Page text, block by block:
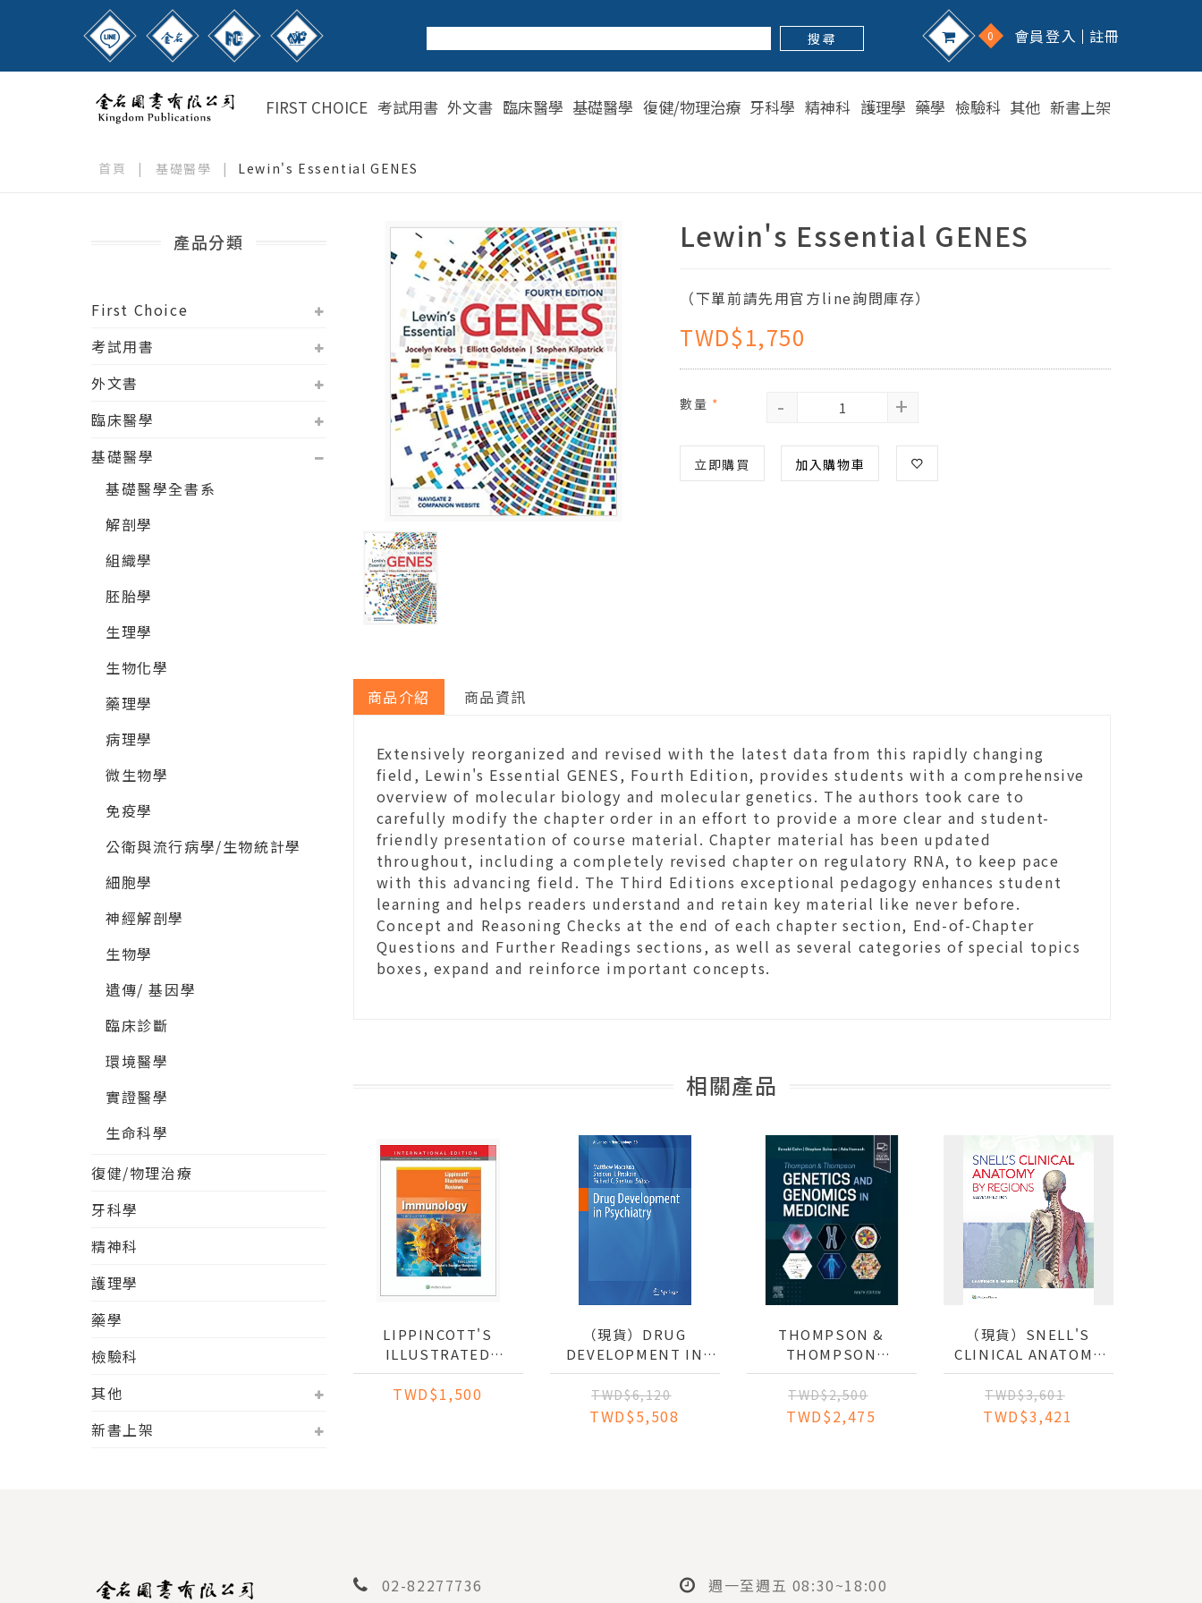
搜 尋 0 會員登入 註冊
FIRST CHOICE 考試用書 外文書 臨床醫學 基礎醫學 復健/物理治療 牙科學 精神科 護理學 藥學 檢驗科 其他 新書上架
首頁 | 基礎醫學 | Lewin's Essential GENES
產品分類
First Choice
考試用書
外文書
臨床醫學
基礎醫學
基礎醫學全書系
解剖學
組織學
胚胎學
生理學
生物化學
藥理學
病理學
微生物學
免疫學
公衛與流行病學/生物統計學
細胞學
神經解剖學
生物學
遺傳/ 基因學
臨床診斷
環境醫學
實證醫學
生命科學
復健/物理治療
牙科學
精神科
護理學
藥學
檢驗科
其他
新書上架
Lewin's Essential GENES
（下單前請先用官方line詢問庫存）
TWD$1,750
數量 * - +
立即購買 加入購物車
商品介紹 商品資訊
Extensively reorganized and revised with the latest data from this rapidly changing
field, Lewin's Essential GENES, Fourth Edition, provides students with a comprehensive
overview of molecular biology and molecular genetics. The authors took care to
carefully modify the chapter order in an effort to provide a more clear and student-
friendly presentation of course material. Chapter material has been updated
throughout, including a completely revised chapter on regulatory RNA, to keep pace
with this advancing field. The Third Editions exceptional pedagogy enhances student
learning and helps readers understand and retain key material like never before.
Concept and Reasoning Checks at the end of each chapter section, End-of-Chapter
Questions and Further Readings sections, as well as several categories of special topics
boxes, expand and reinforce important concepts.
相關產品
LIPPINCOTT'S
ILLUSTRATED
REVIEWS:
IMMUNOLOGY (IE)
TWD$1,500
（現貨）DRUG
DEVELOPMENT IN
PSYCHIATRY
TWD$6,120
TWD$5,508
THOMPSON &
THOMPSON
GENETICS AND
GENOMICS IN
MEDICINE
TWD$2,500
TWD$2,475
（現貨）SNELL'S
CLINICAL ANATOMY
BY REGIONS
TWD$3,601
TWD$3,421
02-82277736 週一至週五 08:30~18:00